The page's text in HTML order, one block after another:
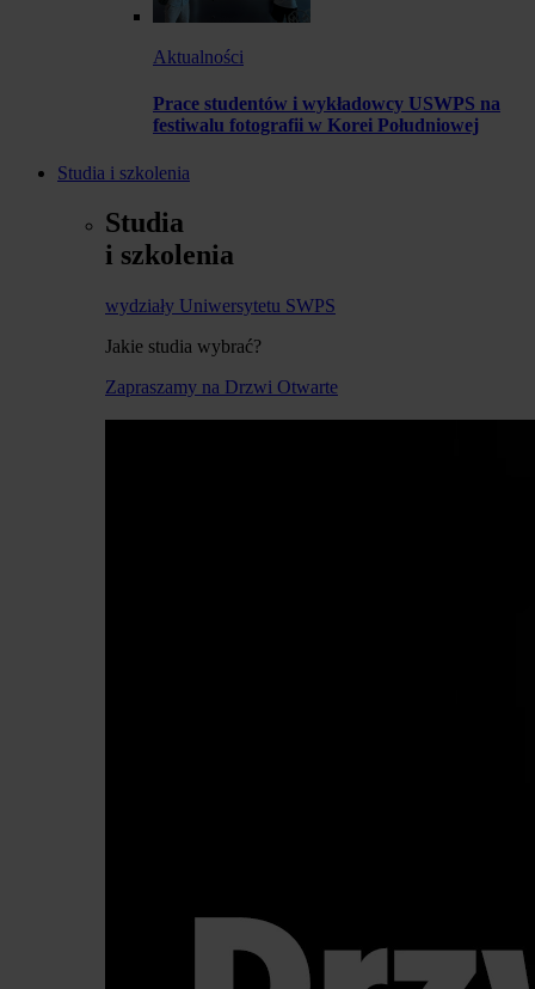
Aktualności
Prace studentów i wykładowcy USWPS na
festiwalu fotografii w Korei Południowej
Studia i szkolenia
Studia
i szkolenia
wydziały Uniwersytetu SWPS
Jakie studia wybrać?
Zapraszamy na Drzwi Otwarte